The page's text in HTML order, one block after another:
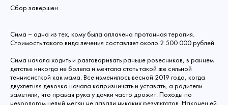
Сбор завершен
Сима – одна из тех, кому была оплачена протонная терапия.
Стоимость такого вида лечения составляет около 2 500 000 рублей.
Сима начала ходить и разговаривать раньше ровесников, в раннем
детстве никогда не болела и мечтала стать такой же сильной
теннисисткой как мама. Все изменилось весной 2019 года, когда
двухлетняя девочка начала капризничать и уставать, а родители
заметили, что правая рука у дочки часто дрожит. Походы по
неврологам целый месяц не давали никаких результатов. Наконец ей